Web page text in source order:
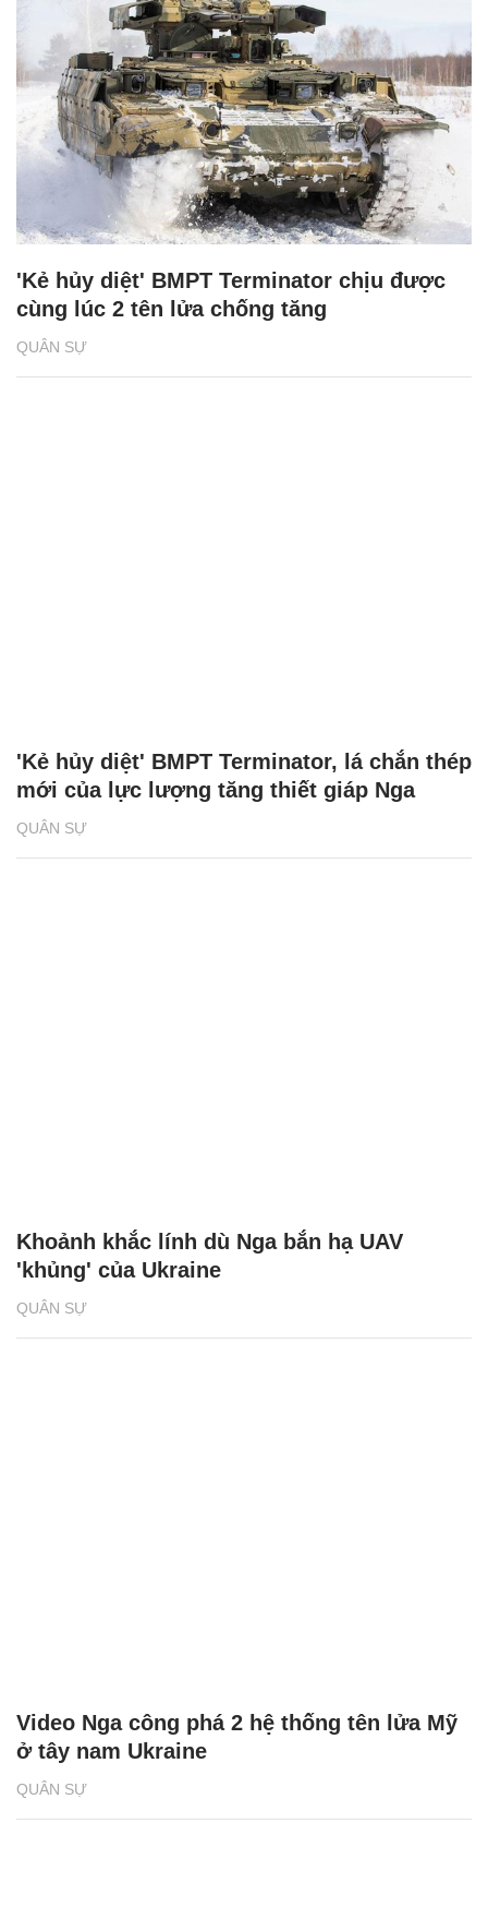
QUÂN SỰ
'Kẻ hủy diệt' BMPT Terminator chịu được
cùng lúc 2 tên lửa chống tăng
QUÂN SỰ
'Kẻ hủy diệt' BMPT Terminator, lá chắn thép
mới của lực lượng tăng thiết giáp Nga
QUÂN SỰ
Khoảnh khắc lính dù Nga bắn hạ UAV
'khủng' của Ukraine
QUÂN SỰ
Video Nga công phá 2 hệ thống tên lửa Mỹ
ở tây nam Ukraine